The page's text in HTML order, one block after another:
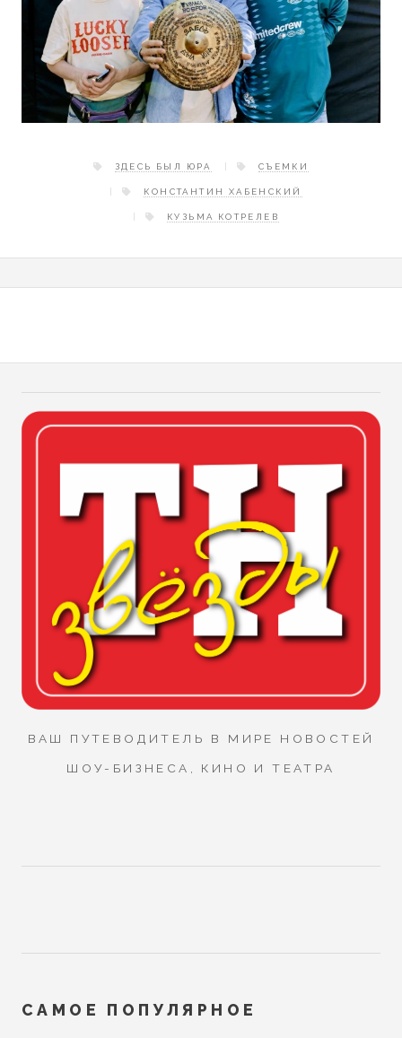
ЗДЕСЬ БЫЛ ЮРА СЪЕМКИ
КОНСТАНТИН ХАБЕНСКИЙ
КУЗЬМА КОТРЕЛЕВ
ВАШ ПУТЕВОДИТЕЛЬ В МИРЕ НОВОСТЕЙ
ШОУ-БИЗНЕСА, КИНО И ТЕАТРА
САМОЕ ПОПУЛЯРНОЕ